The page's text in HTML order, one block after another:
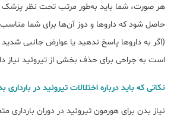
هر صورت، شما باید به‌طور مرتب تحت نظر پزشک
حاصل شود که داروها و دوز آن‌ها برای شما مناسب
(اگر به داروها پاسخ ندهید یا عوارض جانبی
است به جراحی برای حذف بخشی از تیروئید نیاز
نکاتی که باید درباره اختلالات تیروئید در بارداری
نیاز بدن برای هورمون تیروئید در دوران بارداری